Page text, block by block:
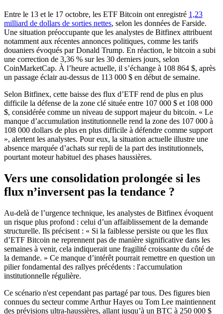
Entre le 13 et le 17 octobre, les ETF Bitcoin ont enregistré 1,23
milliard de dollars de sorties nettes, selon les données de Farside.
Une situation préoccupante que les analystes de Bitfinex attribuent
notamment aux récentes annonces politiques, comme les tarifs
douaniers évoqués par Donald Trump. En réaction, le bitcoin a subi
une correction de 3,36 % sur les 30 derniers jours, selon
CoinMarketCap. À l’heure actuelle, il s’échange à 108 864 $, après
un passage éclair au-dessus de 113 000 $ en début de semaine.
Selon Bitfinex, cette baisse des flux d’ETF rend de plus en plus
difficile la défense de la zone clé située entre 107 000 $ et 108 000
$, considérée comme un niveau de support majeur du bitcoin. « Le
manque d’accumulation institutionnelle rend la zone des 107 000 à
108 000 dollars de plus en plus difficile à défendre comme support
», alertent les analystes. Pour eux, la situation actuelle illustre une
absence marquée d’achats sur repli de la part des institutionnels,
pourtant moteur habituel des phases haussières.
Vers une consolidation prolongée si les
flux n’inversent pas la tendance ?
Au-delà de l’urgence technique, les analystes de Bitfinex évoquent
un risque plus profond : celui d’un affaiblissement de la demande
structurelle. Ils précisent : « Si la faiblesse persiste ou que les flux
d’ETF Bitcoin ne reprennent pas de manière significative dans les
semaines à venir, cela indiquerait une fragilité croissante du côté de
la demande. » Ce manque d’intérêt pourrait remettre en question un
pilier fondamental des rallyes précédents : l'accumulation
institutionnelle régulière.
Ce scénario n'est cependant pas partagé par tous. Des figures bien
connues du secteur comme Arthur Hayes ou Tom Lee maintiennent
des prévisions ultra-haussières, allant jusqu’à un BTC à 250 000 $